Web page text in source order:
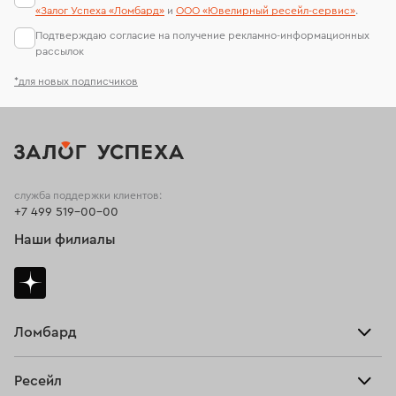
*для новых подписчиков
«Залог Успеха «Ломбард» и ООО «Ювелирный ресейл-сервиc».
Подтверждаю согласие на получение рекламно-информационных
рассылок
Ломбард
Ресейл
служба поддержки клиентов:
+7 499 519-00-00
Наши филиалы